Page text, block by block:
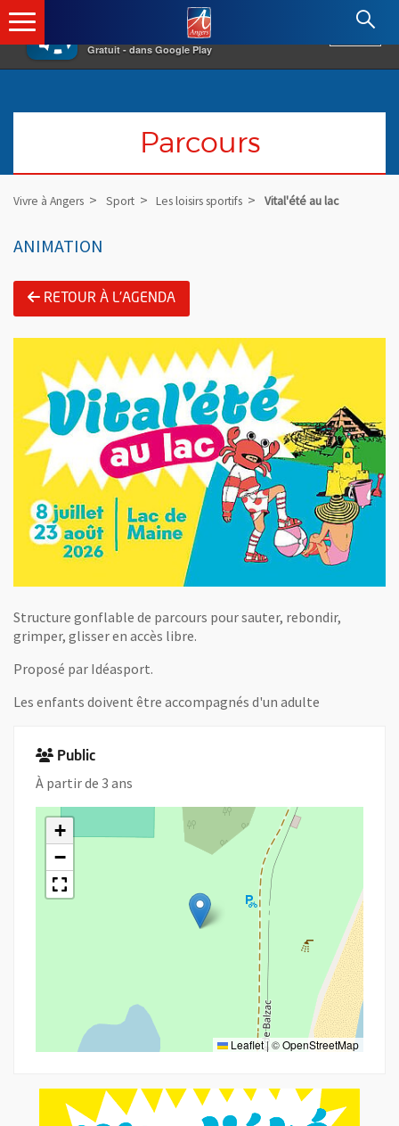
×
Gratuit - dans Google Play
Angers.fr : Retour à l'accueil
Parcours
Vivre à Angers Sport Les loisirs sportifs Vital'été au lac
ANIMATION
RETOUR À L'AGENDA
Structure gonflable de parcours pour sauter, rebondir,
grimper, glisser en accès libre.
Proposé par Idéasport.
Les enfants doivent être accompagnés d'un adulte
Public
À partir de 3 ans
+
−
Leaflet|©OpenStreetMap